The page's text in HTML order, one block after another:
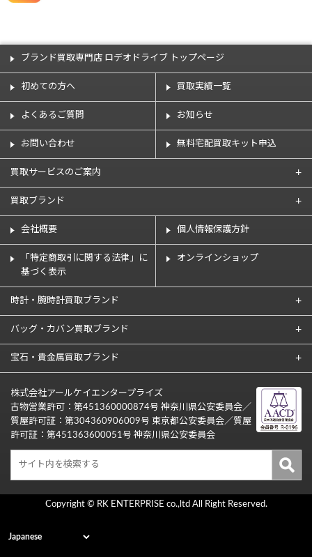
ブランド買取専門店 ロデオドライブ トップページ
初めての方へ 買取実績一覧
よくあるご質問 お知らせ
お問い合わせ 無料宅配買取キット申込
買取サービスのご案内
買取ブランド
会社概要 個人情報保護方針
「特定商取引に関する法律」に
基づく表示
オンラインショップ
時計・腕時計買取ブランド
バッグ・カバン買取ブランド
宝石・貴金属買取ブランド
株式会社アールケイエンタープライズ
古物営業許可：第451360000874号 神奈川県公安委員会／
質屋許可証：第304360906009号 東京都公安委員会／質屋
許可証：第451363600051号 神奈川県公安委員会
Copyright © RK ENTERPRISE co.,ltd All Right Reserved.